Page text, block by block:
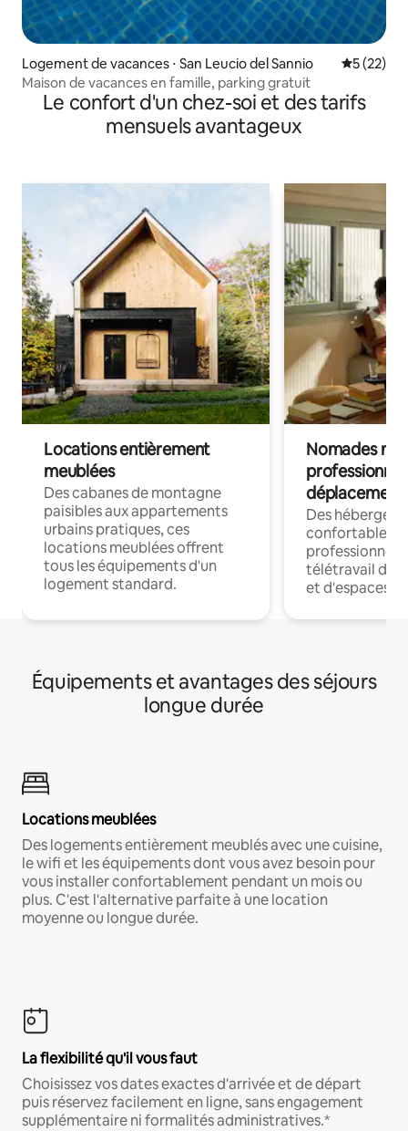
Logement de vacances ⋅ San Leucio del Sannio
5 (22)
Maison de vacances en famille, parking gratuit
Le confort d'un chez-soi et des tarifs
mensuels avantageux
Locations entièrement
meublées
Des cabanes de montagne
paisibles aux appartements
urbains pratiques, ces
locations meublées offrent
tous les équipements d'un
logement standard.
Nomades
déplacement
Des
confortables
professionnels
télétravail
et d'espaces
Équipements et avantages des séjours
longue durée
Locations meublées
Des logements entièrement meublés avec une cuisine,
le wifi et les équipements dont vous avez besoin pour
vous installer confortablement pendant un mois ou
plus. C'est l'alternative parfaite à une location
moyenne ou longue durée.
La flexibilité qu'il vous faut
Choisissez vos dates exactes d'arrivée et de départ
puis réservez facilement en ligne, sans engagement
supplémentaire ni formalités administratives.*